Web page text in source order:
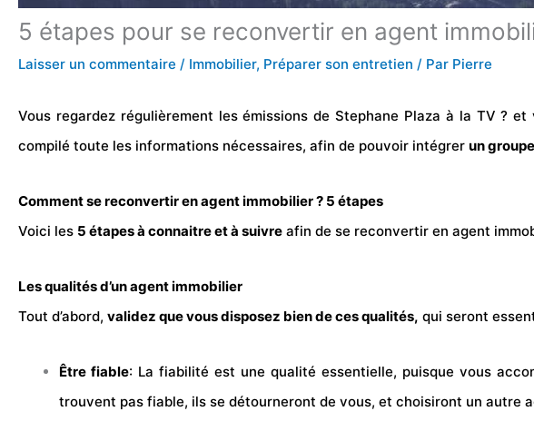
5 étapes pour se reconvertir en agent
Laisser un commentaire / Immobilier, Préparer son entretien / Par Pierre
Vous regardez régulièrement les émissions de Stephane Plaza à la TV ? et
compilé toute les informations nécessaires, afin de pouvoir intégrer un
Comment se reconvertir en agent immobilier ? 5 étapes
Voici les 5 étapes à connaitre et à suivre afin de se reconvertir en agent
Les qualités d’un agent immobilier
Tout d’abord, validez que vous disposez bien de cesqualités, qui seront
Être fiable: La fiabilité est une qualité essentielle, puisque vous
trouvent pas fiable, ils se détourneront de vous, et choisiront un autre